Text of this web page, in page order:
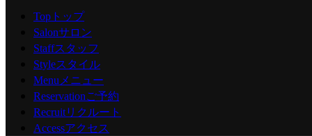
Top トップ
Salonサロン
Staffスタッフ
Styleスタイル
Menuメニュー
Reservationご予約
Recruitリクルート
Accessアクセス